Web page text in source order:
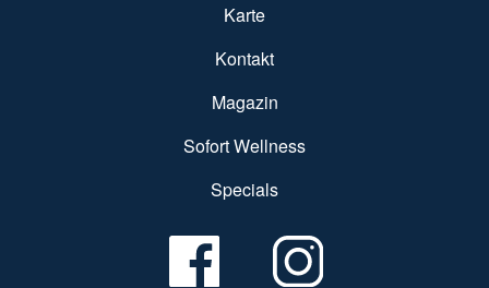
Karte
Kontakt
Magazin
Sofort Wellness
Specials